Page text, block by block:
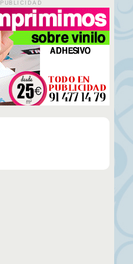
PUBLICIDAD